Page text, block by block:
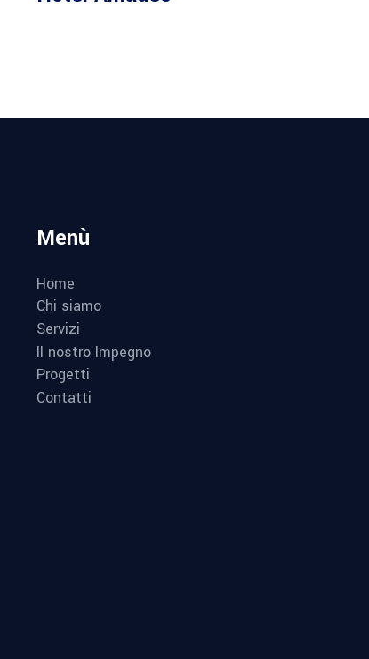
Menù
Home
Chi siamo
Servizi
Il nostro Impegno
Progetti
Contatti